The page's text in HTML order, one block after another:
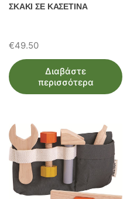
ΣΚΑΚΙ ΣΕ ΚΑΣΕΤΙΝΑ
€49.50
Διαβάστε
περισσότερα